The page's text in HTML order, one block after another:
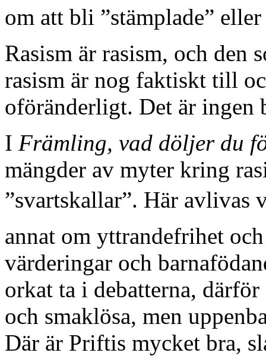
om att bli ”stämplade”
Rasism är rasism, och
rasism är nog faktiskt till
oföränderligt. Det är ingen
I Främling, vad döljer du
mängder av myter kring
”svartskallar”. Här
annat om yttrandefrihet
värderingar och
orkat ta i debatterna, därför
och smaklösa, men
Där är Priftis mycket bra,